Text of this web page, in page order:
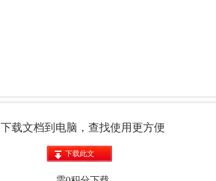
下载文档到电脑，查找使用更方便
下载此文